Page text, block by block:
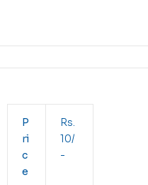
P
ri
c
e
Rs.
10/
-